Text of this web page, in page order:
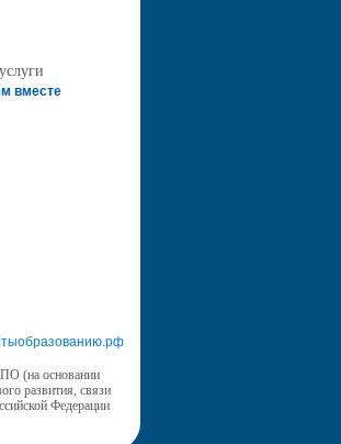
вместе
(на основании
развития, связи
Федерации